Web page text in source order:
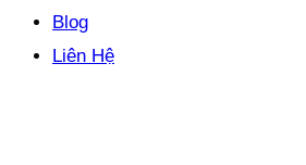
Blog
Liên Hệ